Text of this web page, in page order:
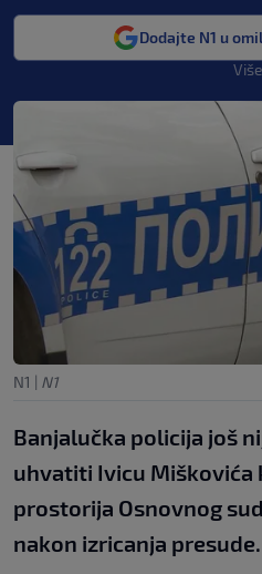
Dodajte N1 u
Više
N1 | N1
​Banjalučka policija još
uhvatiti Ivicu Miškovića
prostorija Osnovnog
nakon izricanja presude.